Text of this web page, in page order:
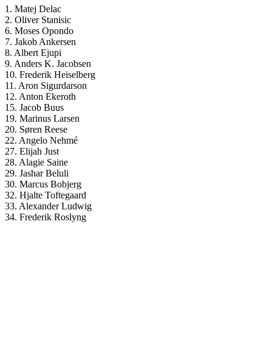
1. Matej Delac
2. Oliver Stanisic
6. Moses Opondo
7. Jakob Ankersen
8. Albert Ejupi
9. Anders K. Jacobsen
10. Frederik Heiselberg
11. Aron Sigurdarson
12. Anton Ekeroth
15. Jacob Buus
19. Marinus Larsen
20. Søren Reese
22. Angelo Nehmé
27. Elijah Just
28. Alagie Saine
29. Jashar Beluli
30. Marcus Bobjerg
32. Hjalte Toftegaard
33. Alexander Ludwig
34. Frederik Roslyng